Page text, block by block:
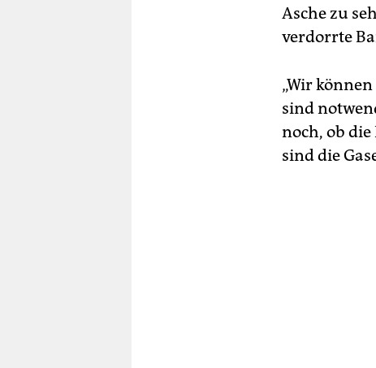
Asche zu
verdorrte
„Wir
sind
noch, ob
sind die